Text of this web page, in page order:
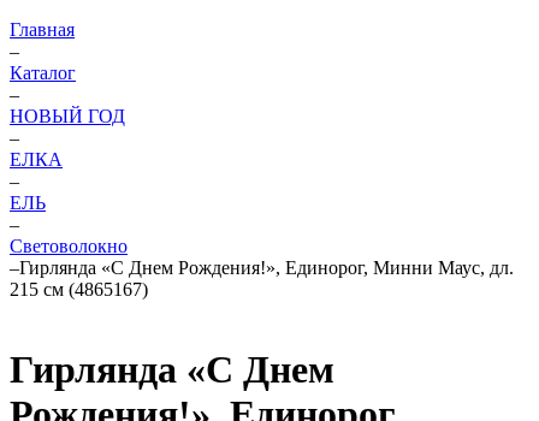
Главная
–
Каталог
–
НОВЫЙ ГОД
–
ЕЛКА
–
ЕЛЬ
–
Световолокно
–Гирлянда «С Днем Рождения!», Единорог, Минни Маус, дл.
215 см (4865167)
Гирлянда «С Днем